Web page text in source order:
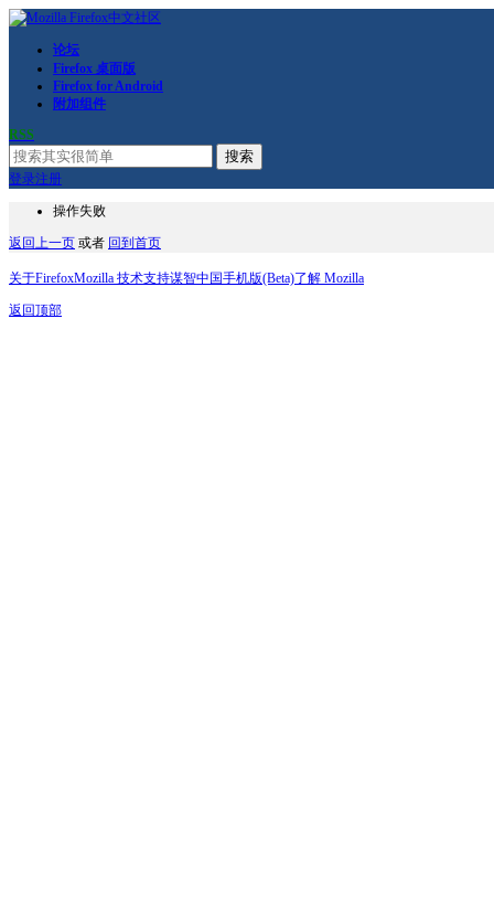
论坛
Firefox 桌面版
Firefox for Android
附加组件
RSS
搜索
登录注册
操作失败
返回上一页 或者 回到首页
关于FirefoxMozilla 技术支持谋智中国手机版(Beta)了解 Mozilla
返回顶部